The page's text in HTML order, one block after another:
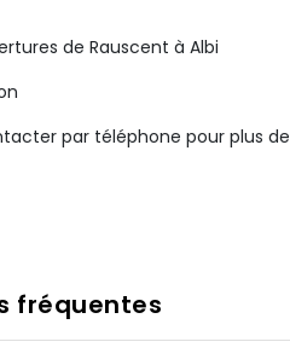
de Rauscent à Albi
par téléphone pour plus de
fréquentes